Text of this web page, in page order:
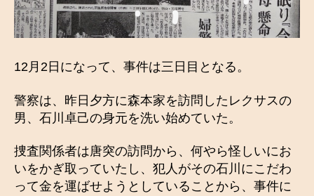
12月2日になって、事件は三日目となる。
警察は、昨日夕方に森本家を訪問したレクサスの
男、石川卓己の身元を洗い始めていた。
捜査関係者は唐突の訪問から、何やら怪しいにお
いをかぎ取っていたし、犯人がその石川にこだわ
って金を運ばせようとしていることから、事件に